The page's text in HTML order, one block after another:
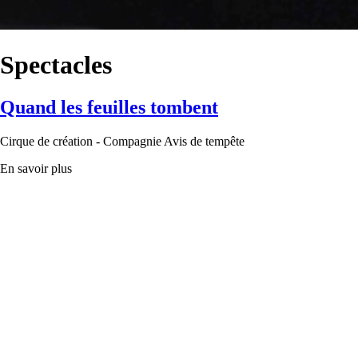
Spectacles
Quand les feuilles tombent
Cirque de création - Compagnie Avis de tempête
En savoir plus